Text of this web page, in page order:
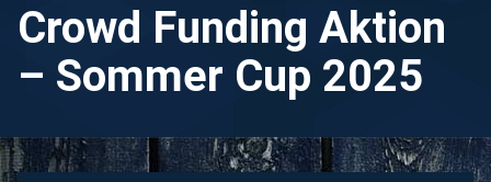
Crowd Funding Aktion
– Sommer Cup 2025